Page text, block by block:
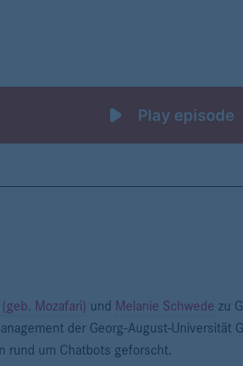
Mozafari) und Melanie Schwede zu
der Georg-August-Universität
rund um Chatbots geforscht.